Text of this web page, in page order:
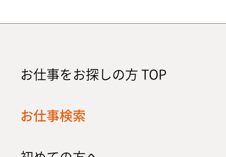
お仕事をお探しの方 TOP
お仕事検索